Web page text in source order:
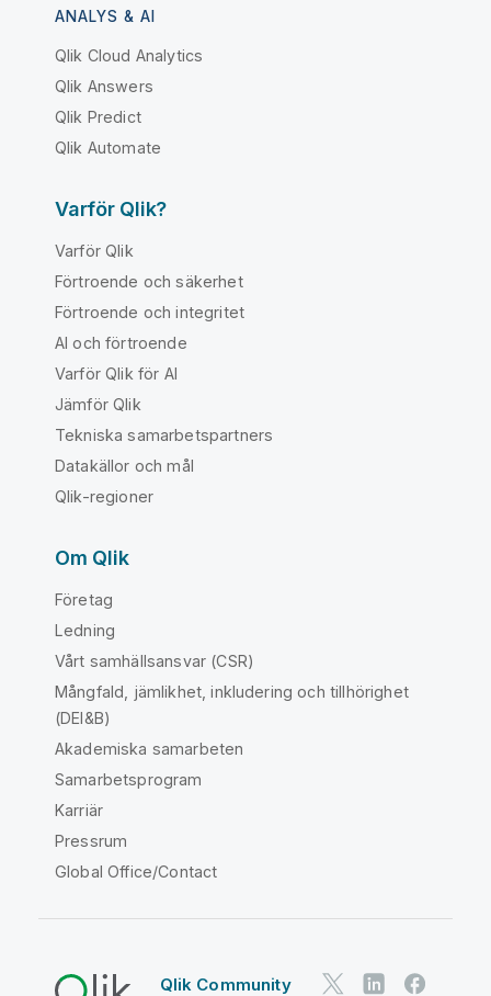
ANALYS & AI
Qlik Cloud Analytics
Qlik Answers
Qlik Predict
Qlik Automate
Varför Qlik?
Varför Qlik
Förtroende och säkerhet
Förtroende och integritet
AI och förtroende
Varför Qlik för AI
Jämför Qlik
Tekniska samarbetspartners
Datakällor och mål
Qlik-regioner
Om Qlik
Företag
Ledning
Vårt samhällsansvar (CSR)
Mångfald, jämlikhet, inkludering och tillhörighet
(DEI&B)
Akademiska samarbeten
Samarbetsprogram
Karriär
Pressrum
Global Office/Contact
Qlik Community